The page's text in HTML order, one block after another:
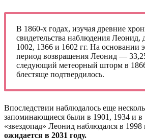
В 1860-х годах, изучая древние
свидетельства наблюдения Леонид,
1002, 1366 и 1602 гг. На основании
период возвращения Леонид —
следующий метеорный шторм в
блестяще подтвердилось.
Впоследствии наблюдалось еще
запоминающиеся были в 1901, 1934 и в
«звездопад» Леонид наблюдался в 1998
ожидается в 2031 году.